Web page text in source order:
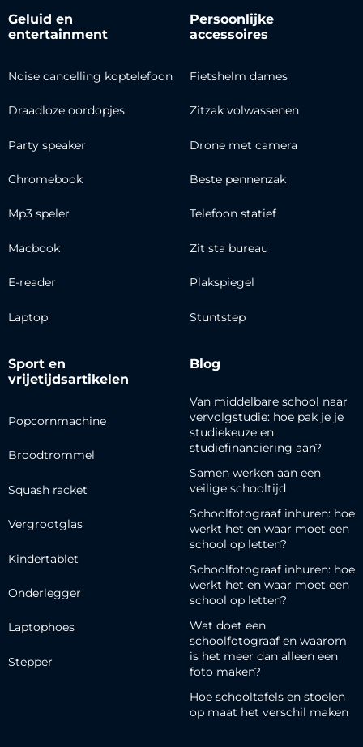
Geluid en
entertainment
Noise cancelling koptelefoon
Draadloze oordopjes
Party speaker
Chromebook
Mp3 speler
Macbook
E-reader
Laptop
Persoonlijke
accessoires
Fietshelm dames
Zitzak volwassenen
Drone met camera
Beste pennenzak
Telefoon statief
Zit sta bureau
Plakspiegel
Stuntstep
Sport en
vrijetijdsartikelen
Popcornmachine
Broodtrommel
Squash racket
Vergrootglas
Kindertablet
Onderlegger
Laptophoes
Stepper
Blog
Van middelbare school naar
vervolgstudie: hoe pak je je
studiekeuze en
studiefinanciering aan?
Samen werken aan een
veilige schooltijd
Schoolfotograaf inhuren: hoe
werkt het en waar moet een
school op letten?
Schoolfotograaf inhuren: hoe
werkt het en waar moet een
school op letten?
Wat doet een
schoolfotograaf en waarom
is het meer dan alleen een
foto maken?
Hoe schooltafels en stoelen
op maat het verschil maken